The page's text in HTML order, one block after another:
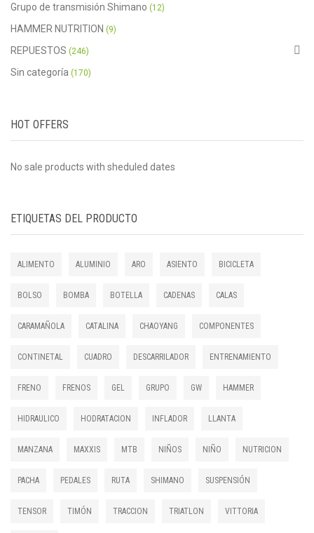
Grupo de transmisión Shimano (12)
HAMMER NUTRITION (9)
REPUESTOS (246)
Sin categoría (170)
HOT OFFERS
No sale products with sheduled dates
ETIQUETAS DEL PRODUCTO
ALIMENTO ALUMINIO ARO ASIENTO BICICLETA
BOLSO BOMBA BOTELLA CADENAS CALAS
CARAMAÑOLA CATALINA CHAOYANG COMPONENTES
CONTINETAL CUADRO DESCARRILADOR ENTRENAMIENTO
FRENO FRENOS GEL GRUPO GW HAMMER
HIDRAULICO HODRATACION INFLADOR LLANTA
MANZANA MAXXIS MTB NIÑOS NIÑO NUTRICION
PACHA PEDALES RUTA SHIMANO SUSPENSIÓN
TENSOR TIMÓN TRACCION TRIATLON VITTORIA